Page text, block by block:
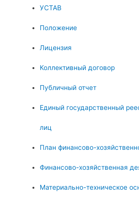
УСТАВ
Положение
Лицензия
Коллективный договор
Публичный отчет
Единый государственный
лиц
План финансово-
Финансово-хозяйственная
Материально-техническое